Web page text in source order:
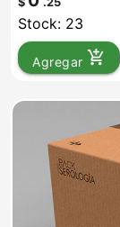
Stock: 23
Agregar add_shopping_cart